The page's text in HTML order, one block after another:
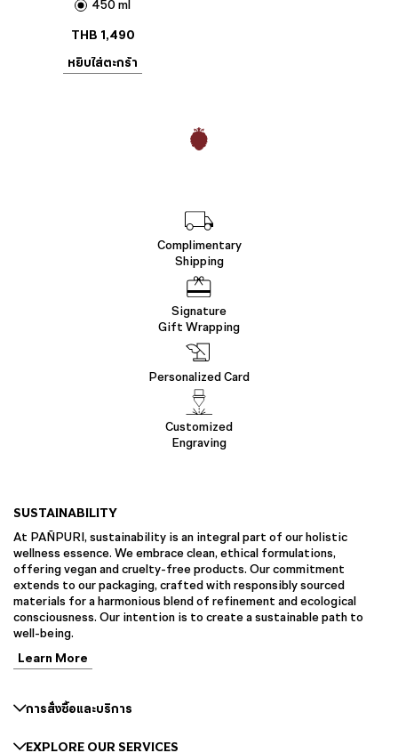
450 ml
THB 1,490
หยิบใส่ตะกร้า
Complimentary
Shipping
Signature
Gift Wrapping
Personalized Card
Customized
Engraving
SUSTAINABILITY
At PAÑPURI, sustainability is an integral part of our holistic
wellness essence. We embrace clean, ethical formulations,
offering vegan and cruelty-free products. Our commitment
extends to our packaging, crafted with responsibly sourced
materials for a harmonious blend of refinement and ecological
consciousness. Our intention is to create a sustainable path to
well-being.
Learn More
การสั่งซื้อและบริการ
EXPLORE OUR SERVICES